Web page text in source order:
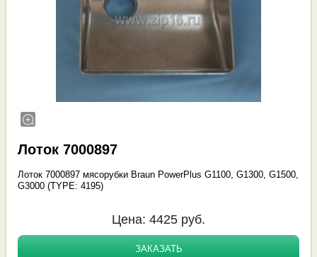
Лоток 7000897
Лоток 7000897 мясорубки Braun PowerPlus G1100, G1300, G1500,
G3000 (TYPE: 4195)
Цена: 4425 руб.
ЗАКАЗАТЬ